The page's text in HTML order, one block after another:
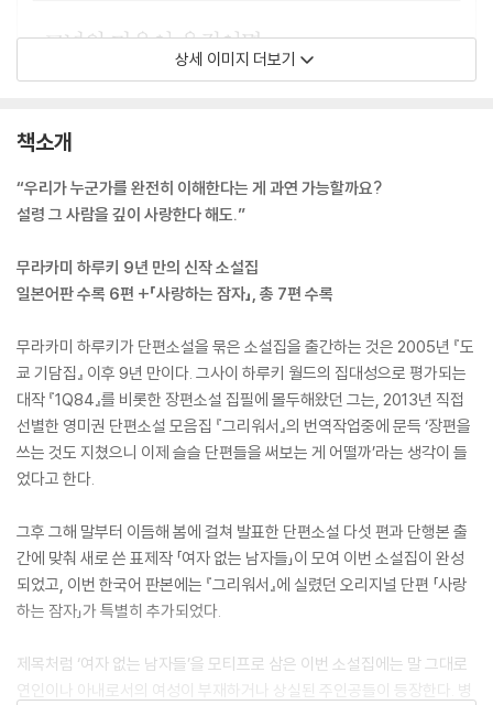
상세 이미지 더보기
책소개
“우리가 누군가를 완전히 이해한다는 게 과연 가능할까요?
설령 그 사람을 깊이 사랑한다 해도.”
무라카미 하루키 9년 만의 신작 소설집
일본어판 수록 6편 +「사랑하는 잠자」, 총 7편 수록
무라카미 하루키가 단편소설을 묶은 소설집을 출간하는 것은 2005년 『도
쿄 기담집』 이후 9년 만이다. 그사이 하루키 월드의 집대성으로 평가되는
대작 『1Q84』를 비롯한 장편소설 집필에 몰두해왔던 그는, 2013년 직접
선별한 영미권 단편소설 모음집 『그리워서』의 번역작업중에 문득 ‘장편을
쓰는 것도 지쳤으니 이제 슬슬 단편들을 써보는 게 어떨까’라는 생각이 들
었다고 한다.
그후 그해 말부터 이듬해 봄에 걸쳐 발표한 단편소설 다섯 편과 단행본 출
간에 맞춰 새로 쓴 표제작 「여자 없는 남자들」이 모여 이번 소설집이 완성
되었고, 이번 한국어 판본에는 『그리워서』에 실렸던 오리지널 단편 「사랑
하는 잠자」가 특별히 추가되었다.
제목처럼 ‘여자 없는 남자들’을 모티프로 삼은 이번 소설집에는 말 그대로
연인이나 아내로서의 여성이 부재하거나 상실된 주인공들이 등장한다. 병